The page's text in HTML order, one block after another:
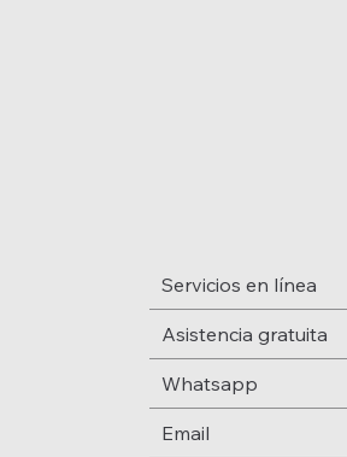
Servicios en línea
Asistencia gratuita
Whatsapp
Email